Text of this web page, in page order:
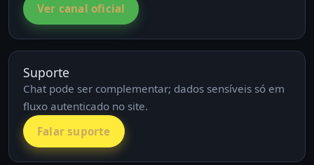
Ver canal oficial
Suporte
Chat pode ser complementar; dados sensíveis só em
fluxo autenticado no site.
Falar suporte